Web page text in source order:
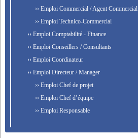
›› Emploi Commercial / Agent Commercial
›› Emploi Technico-Commercial
›› Emploi Comptabilité - Finance
›› Emploi Conseillers / Consultants
›› Emploi Coordinateur
›› Emploi Directeur / Manager
›› Emploi Chef de projet
›› Emploi Chef d’équipe
›› Emploi Responsable